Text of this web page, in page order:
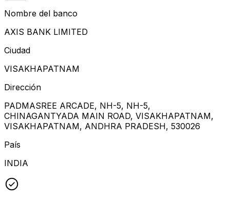
Nombre del banco
AXIS BANK LIMITED
Ciudad
VISAKHAPATNAM
Dirección
PADMASREE ARCADE, NH-5, NH-5,
CHINAGANTYADA MAIN ROAD, VISAKHAPATNAM,
VISAKHAPATNAM, ANDHRA PRADESH, 530026
País
INDIA